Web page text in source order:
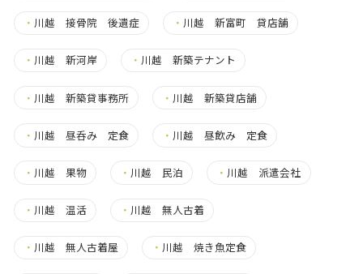
・ 川越 接骨院 後遺症 ・ 川越 新富町 貸店舗
・ 川越 新河岸 ・ 川越 新築テナント
・ 川越 新築貸事務所 ・ 川越 新築貸店舗
・ 川越 昼呑み 定食 ・ 川越 昼飲み 定食
・ 川越 果物 ・ 川越 民泊 ・ 川越 派遣会社
・ 川越 温活 ・ 川越 無人古着
・ 川越 無人古着屋 ・ 川越 焼き魚定食